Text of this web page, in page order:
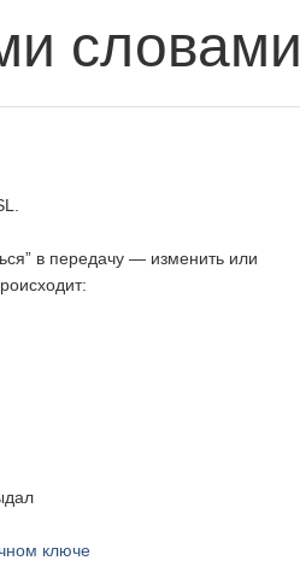
словами
в передачу — изменить или
ключе